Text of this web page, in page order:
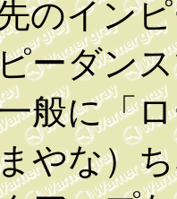
のイン
ーダン
般に「
やな）